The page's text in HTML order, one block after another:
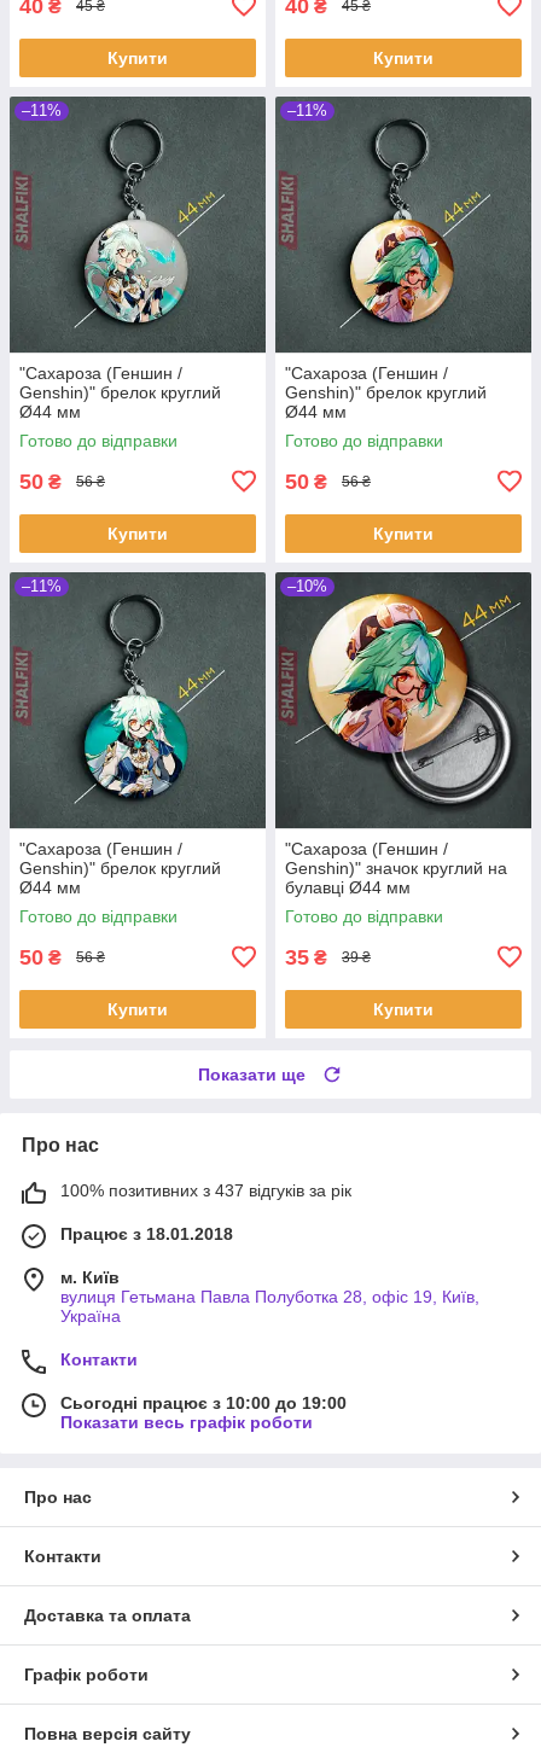
40 ₴ 45 ₴
Купити
40 ₴ 45 ₴
Купити
–11%
"Сахароза (Геншин /
Genshin)" брелок круглий
Ø44 мм
Готово до відправки
50 ₴ 56 ₴
Купити
–11%
"Сахароза (Геншин /
Genshin)" брелок круглий
Ø44 мм
Готово до відправки
50 ₴ 56 ₴
Купити
–11%
"Сахароза (Геншин /
Genshin)" брелок круглий
Ø44 мм
Готово до відправки
50 ₴ 56 ₴
Купити
–10%
"Сахароза (Геншин /
Genshin)" значок круглий на
булавці Ø44 мм
Готово до відправки
35 ₴ 39 ₴
Купити
Показати ще
Про нас
100% позитивних з 437 відгуків за рік
Працює з 18.01.2018
м. Київ
вулиця Гетьмана Павла Полуботка 28, офіс 19, Київ,
Україна
Контакти
Сьогодні працює з 10:00 до 19:00
Показати весь графік роботи
Про нас
Контакти
Доставка та оплата
Графік роботи
Повна версія сайту